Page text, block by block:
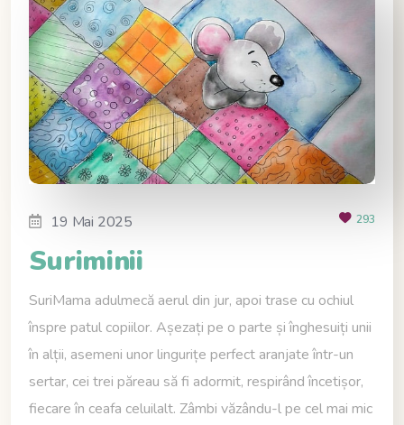
19 Mai 2025 293
Suriminii
SuriMama adulmecă aerul din jur, apoi trase cu ochiul
înspre patul copiilor. Așezați pe o parte și înghesuiți unii
în alții, asemeni unor lingurițe perfect aranjate într-un
sertar, cei trei păreau să fi adormit, respirând încetișor,
fiecare în ceafa celuilalt. Zâmbi văzându-l pe cel mai mic